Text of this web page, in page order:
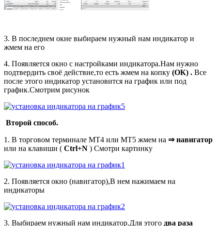
3. В последнем окне выбираем нужный нам индикатор и
жмем на его
4. Появляется окно с настройками индикатора.Нам нужно
подтвердить своё действие,то есть жмем на копку (ОК) . Все
после этого индикатор установится на график или под
график.Смотрим рисунок
Второй способ.
1. В торговом терминале МТ4 или МТ5 жмем на ⇒ навигатор
или на клавиши ( Ctrl+N ) Смотри картинку
2. Появляется окно (навигатор),В нем нажимаем на
индикаторы
3. Выбираем нужный нам индикатор.Для этого два раза